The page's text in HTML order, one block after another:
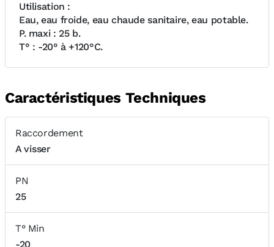
Utilisation :
Eau, eau froide, eau chaude sanitaire, eau potable.
P. maxi : 25 b.
T° : -20° à +120°C.
Caractéristiques Techniques
Raccordement
A visser
PN
25
T° Min
-20